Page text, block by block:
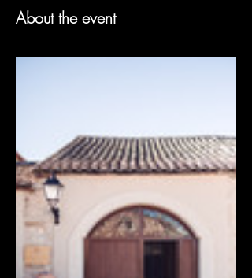
About the event